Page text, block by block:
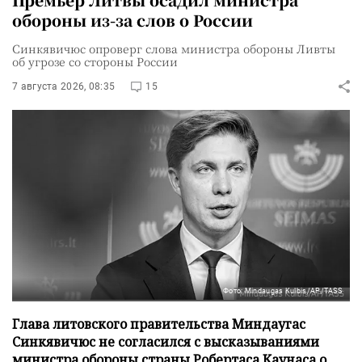
обороны из-за слов о России
Синкявичюс опроверг слова министра обороны Ливты
об угрозе со стороны России
7 августа 2026, 08:35 15
Фото: Mindaugas Kulbis/AP/TASS
Глава литовского правительства Миндаугас
Синкявичюс не согласился с высказываниями